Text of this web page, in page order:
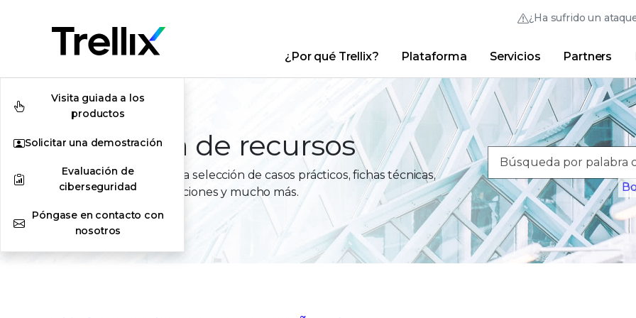
¿Ha sufrido un
Inicio de sesión en
Trellix
Trellix Hive
Vínculos rápidos
¿Por qué Trellix? Productos Advanced Research
Australia (English)
Brasil (Português)
Canada (English)
Canada (Français)
Deutschland (Deutsch)
España (Español)
France (Français)
Hong Kong
India (English)
日本 (日本語)
대한민국 (한국어)
¿Por qué Trellix? Plataforma Servicios Partners
Visita guiada a los
productos
Solicitar una demostración
Evaluación de
ciberseguridad
Póngase en contacto con
nosotros
Biblioteca de recursos
Consulte nuestra amplia selección de casos prácticos, fichas técnicas,
presentaciones de soluciones y mucho más.